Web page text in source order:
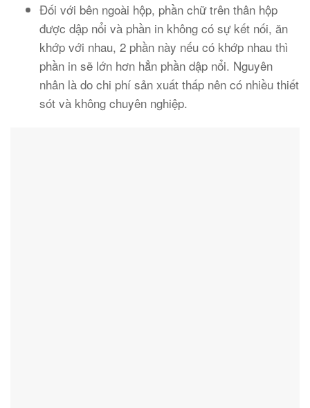
Đối với bên ngoài hộp, phần chữ trên thân hộp
được dập nổi và phần in không có sự kết nối, ăn
khớp với nhau, 2 phần này nếu có khớp nhau thì
phần in sẽ lớn hơn hẳn phần dập nổi. Nguyên
nhân là do chi phí sản xuất thấp nên có nhiều thiết
sót và không chuyên nghiệp.